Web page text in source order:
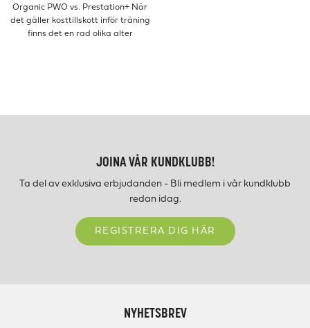
Organic PWO vs. Prestation+ När
det gäller kosttillskott inför träning
finns det en rad olika alter
JOINA VÅR KUNDKLUBB!
Ta del av exklusiva erbjudanden - Bli medlem i vår kundklubb
redan idag.
REGISTRERA DIG HÄR
NYHETSBREV